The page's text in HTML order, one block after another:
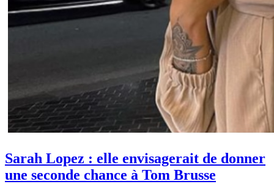
Sarah Lopez : elle envisagerait de donner
une seconde chance à Tom Brusse